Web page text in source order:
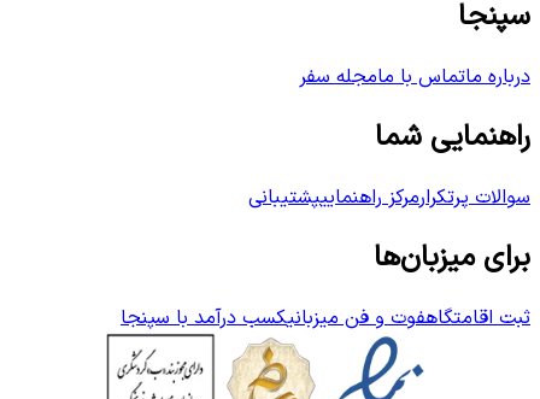
سپنجا
درباره ماتماس با مامجله سفر
راهنمایی شما
سوالات پرتکرارمرکز راهنماییپشتیبانی
برای میزبان‌ها
ثبت اقامتگاهفوت و فن میزبانیکسب درآمد با سپنجا